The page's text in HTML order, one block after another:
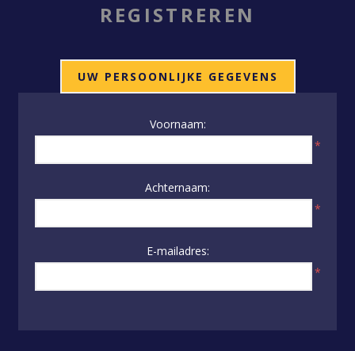
REGISTREREN
UW PERSOONLIJKE GEGEVENS
Voornaam:
*
Achternaam:
*
E-mailadres:
*